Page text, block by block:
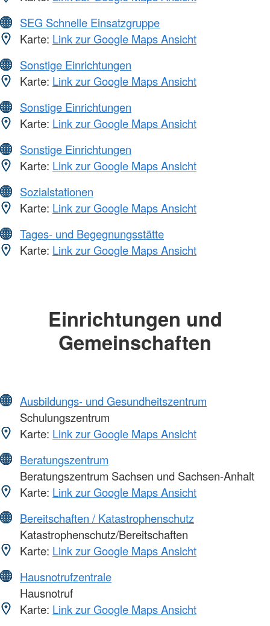
SEG Schnelle Einsatzgruppe
Karte: Link zur Google Maps Ansicht
Sonstige Einrichtungen
Karte: Link zur Google Maps Ansicht
Sonstige Einrichtungen
Karte: Link zur Google Maps Ansicht
Sonstige Einrichtungen
Karte: Link zur Google Maps Ansicht
Sozialstationen
Karte: Link zur Google Maps Ansicht
Tages- und Begegnungsstätte
Karte: Link zur Google Maps Ansicht
Einrichtungen und
Gemeinschaften
Ausbildungs- und Gesundheitszentrum
Schulungszentrum
Karte: Link zur Google Maps Ansicht
Beratungszentrum
Beratungszentrum Sachsen und Sachsen-Anhalt
Karte: Link zur Google Maps Ansicht
Bereitschaften / Katastrophenschutz
Katastrophenschutz/Bereitschaften
Karte: Link zur Google Maps Ansicht
Hausnotrufzentrale
Hausnotruf
Karte: Link zur Google Maps Ansicht